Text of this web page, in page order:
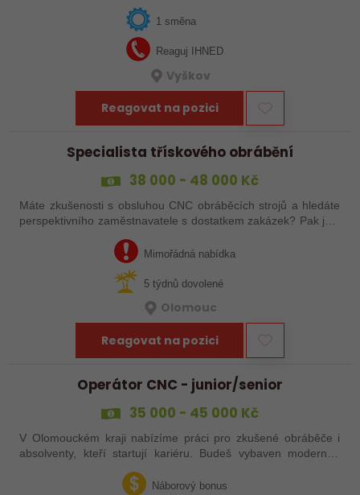
1 směna
Reaguj IHNED
Vyškov
Reagovat na pozici
Specialista třískového obrábění
38 000 - 48 000 Kč
Máte zkušenosti s obsluhou CNC obráběcích strojů a hledáte
perspektivního zaměstnavatele s dostatkem zakázek? Pak jste
na správném inzerátu nabídky práce a reagujte zasláním
Mimořádná nabídka
5 týdnů dovolené
Olomouc
Reagovat na pozici
Operátor CNC - junior/senior
35 000 - 45 000 Kč
V Olomouckém kraji nabízíme práci pro zkušené obráběče i
absolventy, kteří startují kariéru. Budeš vybaven moderním
dozvědět více, neváhej…
Náborový bonus